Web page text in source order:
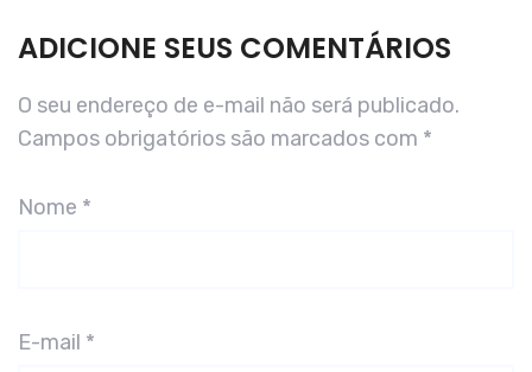
ADICIONE SEUS COMENTÁRIOS
O seu endereço de e-mail não será publicado.
Campos obrigatórios são marcados com *
Nome *
E-mail *